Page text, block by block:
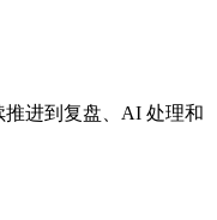
进到复盘、AI 处理和